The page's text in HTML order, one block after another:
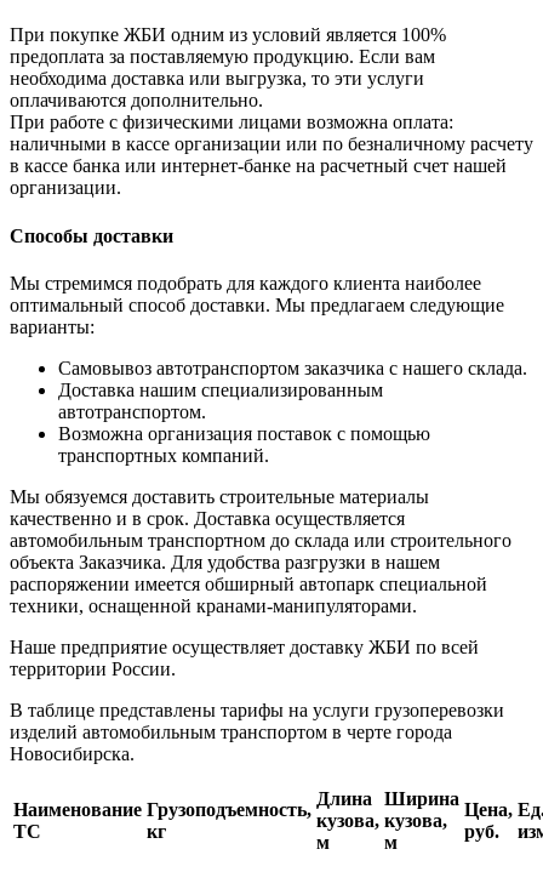
При покупке ЖБИ одним из условий является 100%
предоплата за поставляемую продукцию. Если вам
необходима доставка или выгрузка, то эти услуги
оплачиваются дополнительно.
При работе с физическими лицами возможна оплата:
наличными в кассе организации или по безналичному расчету
в кассе банка или интернет-банке на расчетный счет нашей
организации.
Способы доставки
Мы стремимся подобрать для каждого клиента наиболее
оптимальный способ доставки. Мы предлагаем следующие
варианты:
Самовывоз автотранспортом заказчика с нашего склада.
Доставка нашим специализированным
автотранспортом.
Возможна организация поставок с помощью
транспортных компаний.
Мы обязуемся доставить строительные материалы
качественно и в срок. Доставка осуществляется
автомобильным транспортном до склада или строительного
объекта Заказчика. Для удобства разгрузки в нашем
распоряжении имеется обширный автопарк специальной
техники, оснащенной кранами-манипуляторами.
Наше предприятие осуществляет доставку ЖБИ по всей
территории России.
В таблице представлены тарифы на услуги грузоперевозки
изделий автомобильным транспортом в черте города
Новосибирска.
Наименование
ТС
Грузоподъемность,
кг
Длина
кузова,
м
Ширина
кузова,
м
Цена,
руб.